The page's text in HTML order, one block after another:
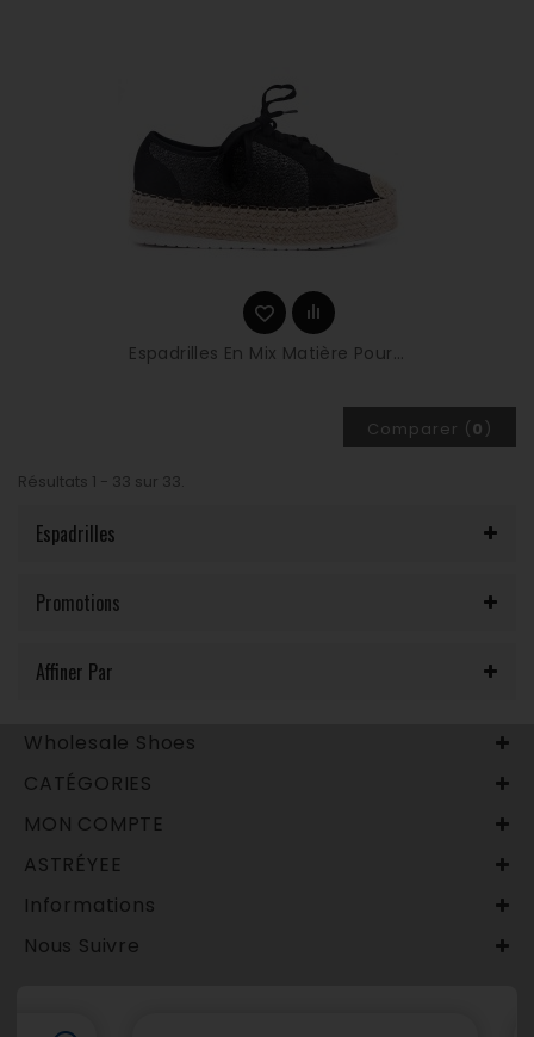
Espadrilles En Mix Matière Pour...
Comparer ( 0 )
Résultats 1 - 33 sur 33.
Espadrilles
Promotions
Affiner Par
Wholesale Shoes
CATÉGORIES
MON COMPTE
ASTRÉYEE
Informations
Nous Suivre